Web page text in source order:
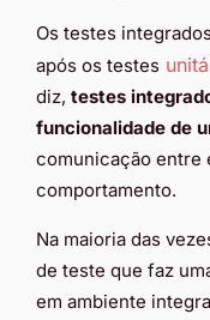
Os testes
após os testes
diz, testes
funcionalidade de
comunicação entre
comportamento.
Na maioria das
de teste que faz
em ambiente